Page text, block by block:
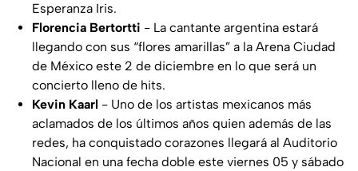
Esperanza Iris.
Florencia Bertortti - La cantante argentina estará
llegando con sus “flores amarillas” a la Arena Ciudad
de México este 2 de diciembre en lo que será un
concierto lleno de hits.
Kevin Kaarl - Uno de los artistas mexicanos más
aclamados de los últimos años quien además de las
redes, ha conquistado corazones llegará al Auditorio
Nacional en una fecha doble este viernes 05 y sábado